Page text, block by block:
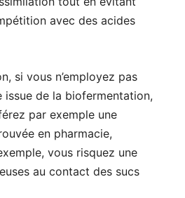
avec des acides
si vous n’employez pas
issue de la biofermentation,
par exemple une
en pharmacie,
vous risquez une
au contact des sucs